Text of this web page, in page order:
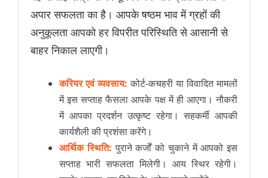
अपार सफलता का है। आपके षष्ठम भाव में ग्रहों की
अनुकूलता आपको हर विपरीत परिस्थिति से आसानी से
बाहर निकाल लाएगी।
करियर एवं व्यवसाय: कोर्ट-कचहरी या विवादित मामलों
में इस सप्ताह फैसला आपके पक्ष में ही आएगा। नौकरी
में आपका प्रदर्शन उत्कृष्ट रहेगा। सहकर्मी आपकी
कार्यशैली की प्रशंसा करेंगे।
आर्थिक स्थिति: पुराने कर्जों को चुकाने में आपको इस
सप्ताह भारी सफलता मिलेगी। आय स्थिर रहेगी।